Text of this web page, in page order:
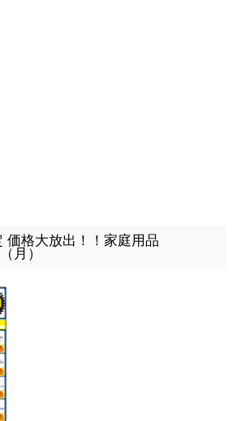
価格大放出！！家庭用品
月）